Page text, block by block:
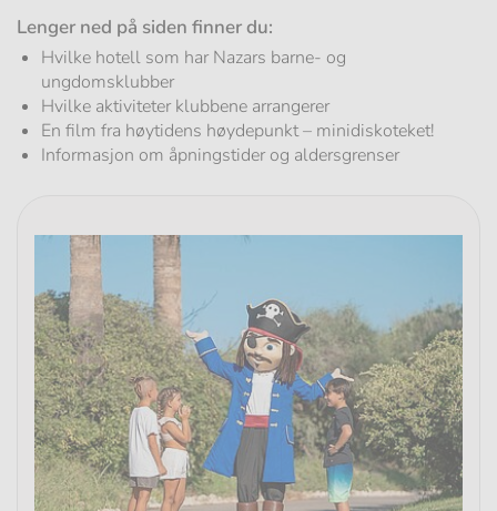
Lenger ned på siden finner du:
Hvilke hotell som har Nazars barne- og
ungdomsklubber
Hvilke aktiviteter klubbene arrangerer
En film fra høytidens høydepunkt – minidiskoteket!
Informasjon om åpningstider og aldersgrenser